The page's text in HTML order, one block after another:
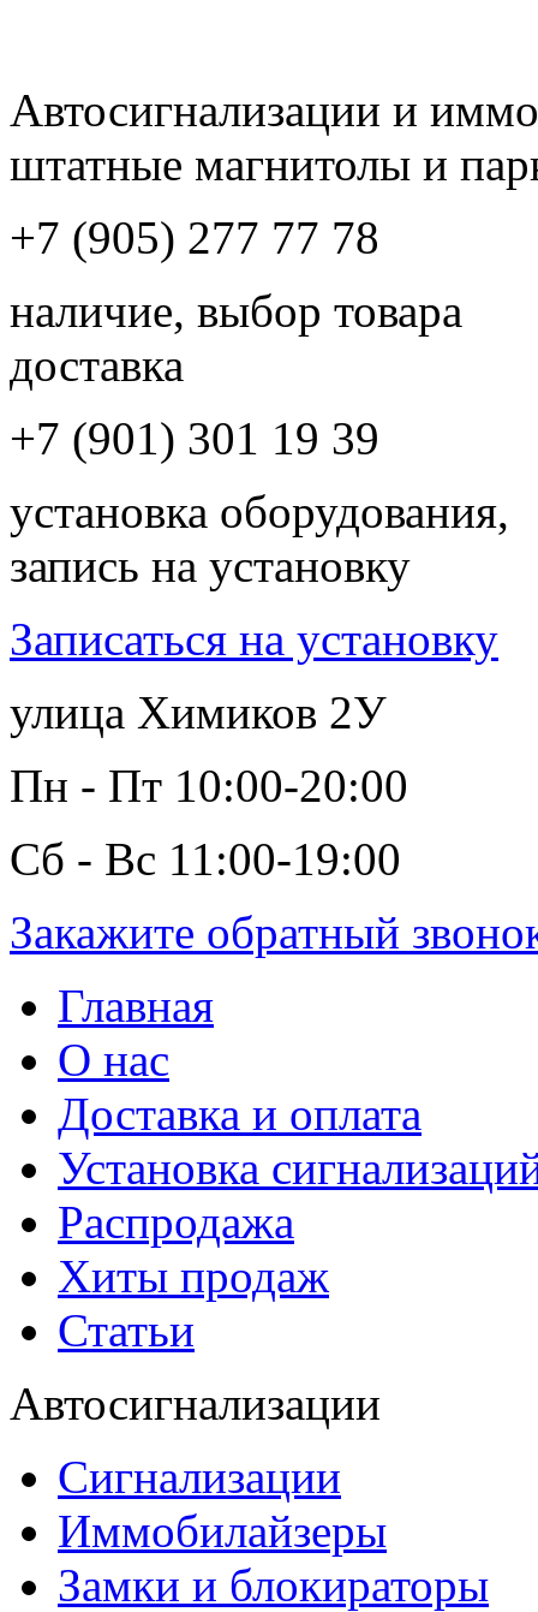
Автосигнализации и
штатные магнитолы и
+7 (905) 277 77 78
наличие, выбор товара
доставка
+7 (901) 301 19 39
установка оборудования,
запись на установку
Записаться на установку
улица Химиков 2У
Пн - Пт 10:00-20:00
Сб - Вс 11:00-19:00
Закажите обратный
Главная
О нас
Доставка и оплата
Установка
Распродажа
Хиты продаж
Статьи
Автосигнализации
Сигнализации
Иммобилайзеры
Замки и блокираторы